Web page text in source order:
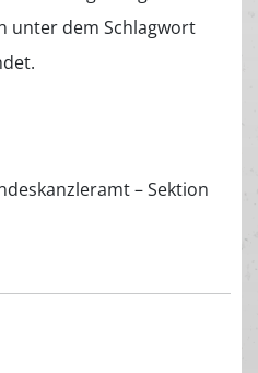
unter dem Schlagwort
– Sektion